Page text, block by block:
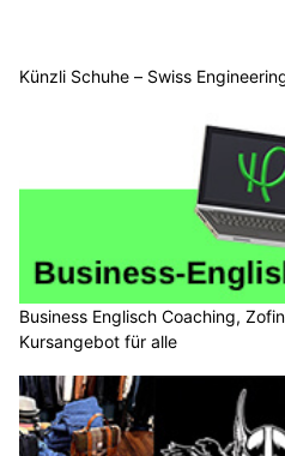
Künzli Schuhe – Swiss
Business Englisch Coaching,
Kursangebot für alle